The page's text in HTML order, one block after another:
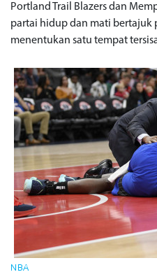
Portland Trail Blazers dan
partai hidup dan mati bertajuk
menentukan satu tempat
NBA